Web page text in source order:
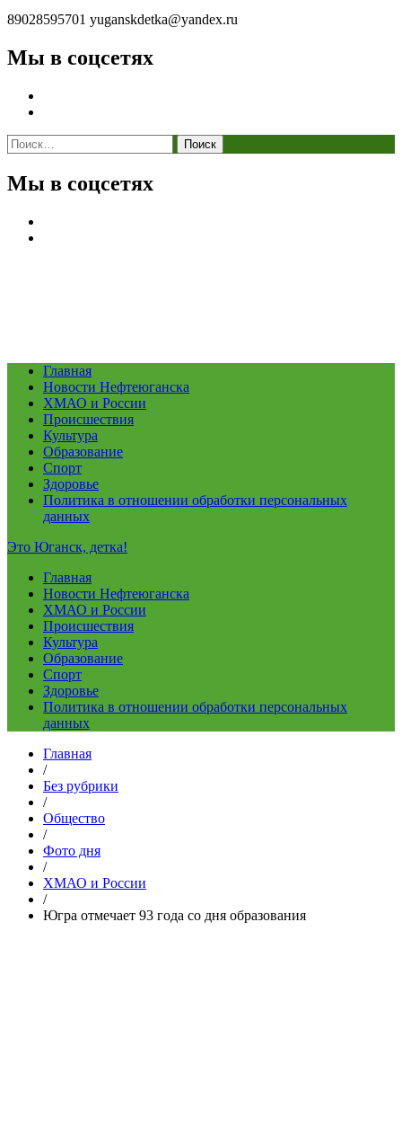
89028595701 yuganskdetka@yandex.ru
Мы в соцсетях
Найти:
Мы в соцсетях
Главная
Новости Нефтеюганска
ХМАО и России
Происшествия
Культура
Образование
Спорт
Здоровье
Политика в отношении обработки персональных
данных
Это Юганск, детка!
Главная
Новости Нефтеюганска
ХМАО и России
Происшествия
Культура
Образование
Спорт
Здоровье
Политика в отношении обработки персональных
данных
Главная
/
Без рубрики
/
Общество
/
Фото дня
/
ХМАО и России
/
Югра отмечает 93 года со дня образования